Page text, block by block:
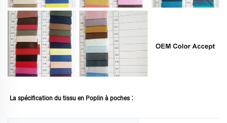
La spécification du tissu en Poplin à poches :